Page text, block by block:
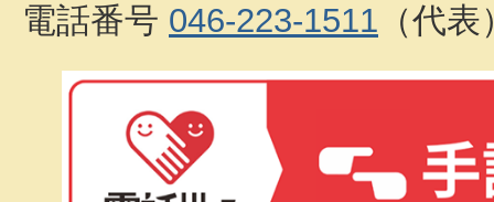
電話番号 046-223-1511 （代表